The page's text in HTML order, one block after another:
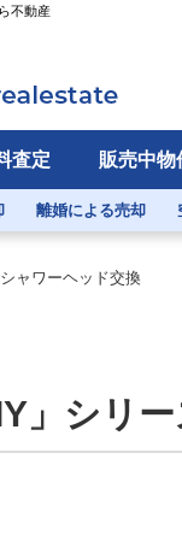
不動産
査定 販売中物
離婚による売却
ャワーヘッド交換
」シリ